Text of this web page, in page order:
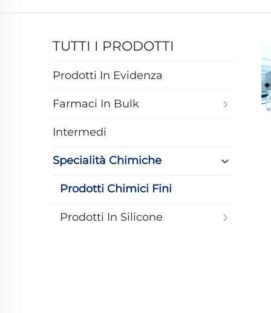
TUTTI I PRODOTTI
Prodotti In Evidenza
Farmaci In Bulk
Intermedi
Specialità Chimiche
Prodotti Chimici Fini
Prodotti In Silicone